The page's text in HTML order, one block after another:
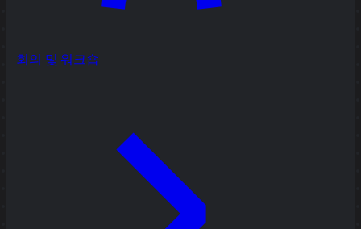
회의 및 워크숍